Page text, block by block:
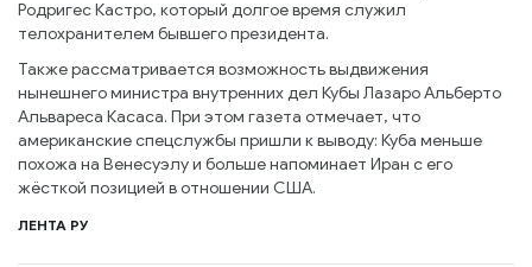
Родригес Кастро, который долгое время служил
телохранителем бывшего президента.
Также рассматривается возможность выдвижения
нынешнего министра внутренних дел Кубы Лазаро Альберто
Альвареса Касаса. При этом газета отмечает, что
американские спецслужбы пришли к выводу: Куба меньше
похожа на Венесуэлу и больше напоминает Иран с его
жёсткой позицией в отношении США.
ЛЕНТА РУ